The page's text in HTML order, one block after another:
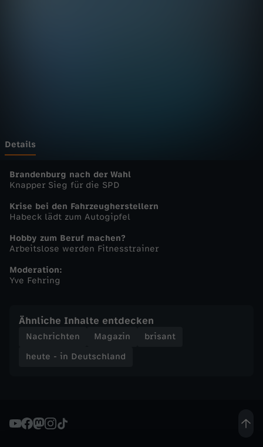
s
c
h
l
n
d
-
u
Details
Brandenburg nach der Wahl
Knapper Sieg für die SPD
Krise bei den Fahrzeugherstellern
Habeck lädt zum Autogipfel
Hobby zum Beruf machen?
Arbeitslose werden Fitnesstrainer
Moderation:
Yve Fehring
Ähnliche Inhalte entdecken
Nachrichten Magazin
brisant
heute - in Deutschland